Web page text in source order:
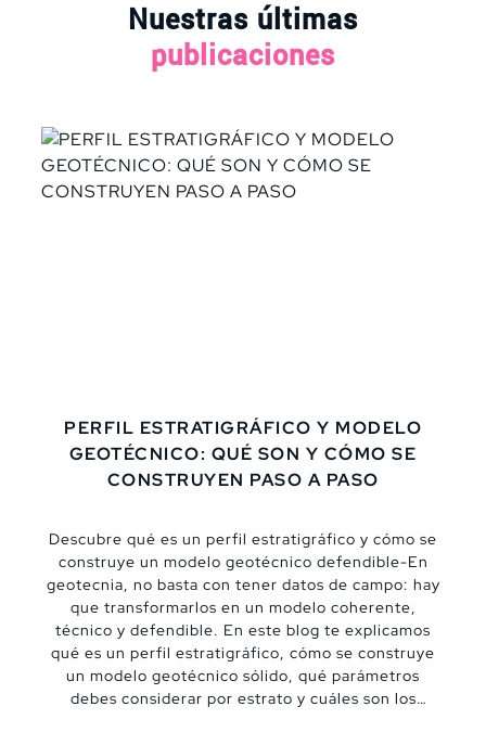
Nuestras últimas
publicaciones
PERFIL ESTRATIGRÁFICO Y MODELO
GEOTÉCNICO: QUÉ SON Y CÓMO SE
CONSTRUYEN PASO A PASO
Descubre qué es un perfil estratigráfico y cómo se
construye un modelo geotécnico defendible-En
geotecnia, no basta con tener datos de campo: hay
que transformarlos en un modelo coherente,
técnico y defendible. En este blog te explicamos
qué es un perfil estratigráfico, cómo se construye
un modelo geotécnico sólido, qué parámetros
debes considerar por estrato y cuáles son los